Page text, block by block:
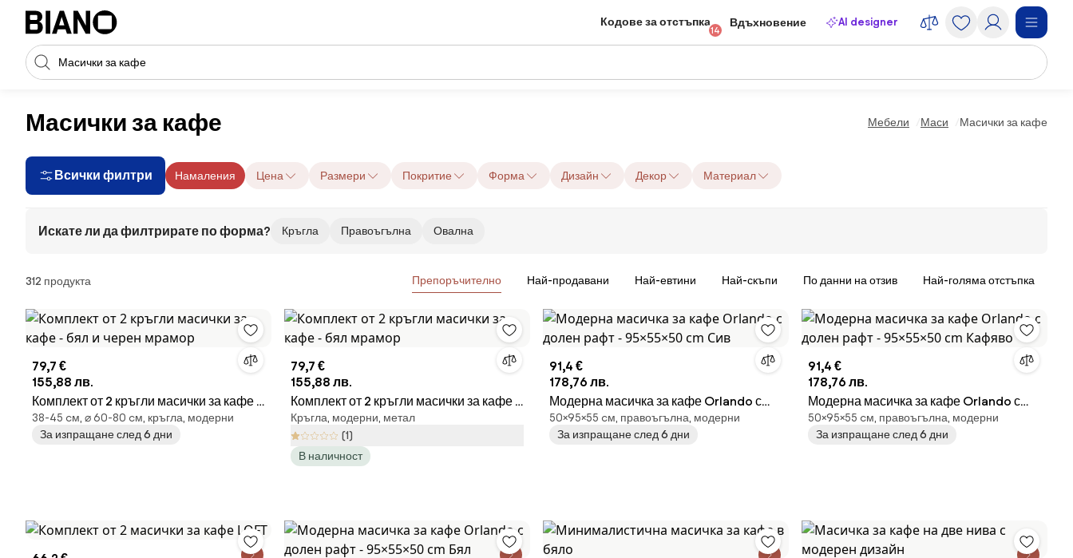
Пропускане към съдържанието
Търсене
Кодове за отстъпка
14
Вдъхновение AI designer
Масички за кафе Мебели Маси Масички за кафе
Всички филтри Намаления Цена Размери Покритие Форма Дизайн Декор Материал
Искате ли да филтрирате по форма? Кръгла Правоъгълна Овална
Продукти
312 продукта Препоръчително Най-продавани Най-евтини Най-скъпи По данни на отзив Най-голяма отстъпка
79,7 €
155,88 лв.
Комплект от 2 кръгли масички за кафе -
бял и черен мрамор
38-45 cм, ⌀ 60-80 cм, кръгла, модерни
За изпращане след 6 дни
79,7 €
155,88 лв.
Комплект от 2 кръгли масички за кафе -
бял мрамор
Кръгла, модерни, метал
(1)
В наличност
91,4 €
178,76 лв.
Модерна масичка за кафе Orlando с
долен рафт - 95×55×50 cm Сив
50×95×55 cм, правоъгълна, модерни
За изпращане след 6 дни
91,4 €
178,76 лв.
Модерна масичка за кафе Orlando с
долен рафт - 95×55×50 cm Кафяво
50×95×55 cм, правоъгълна, модерни
За изпращане след 6 дни